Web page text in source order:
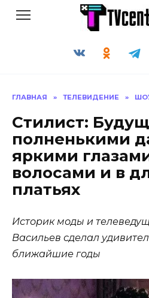
ГЛАВНАЯ » ТЕЛЕВИДЕНИЕ »
Стилист:
полненькими
яркими
волосами и в
платьях
Историк моды и
Васильев сделал
ближайшие годы